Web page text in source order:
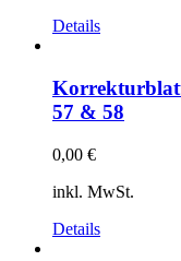
Details
Korrekturblatt
57 & 58
0,00 €
inkl. MwSt.
Details